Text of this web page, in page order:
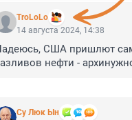
TroLoLo
14 августа 2024, 14:38
США пришлют
нефти -
Су Люк Ын